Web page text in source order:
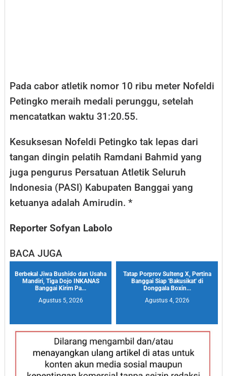
Pada cabor atletik nomor 10 ribu meter Nofeldi
Petingko meraih medali perunggu, setelah
mencatatkan waktu 31:20.55.
Kesuksesan Nofeldi Petingko tak lepas dari
tangan dingin pelatih Ramdani Bahmid yang
juga pengurus Persatuan Atletik Seluruh
Indonesia (PASI) Kabupaten Banggai yang
ketuanya adalah Amirudin. *
Reporter Sofyan Labolo
BACA JUGA
Berbekal Jiwa Bushido dan Usaha
Mandiri, Tiga Dojo INKANAS
Banggai Kirim Pa...
Agustus 5, 2026
Tatap Porprov Sulteng X, Pertina
Banggai Siap 'Bakusikat' di
Donggala Boxin...
Agustus 4, 2026